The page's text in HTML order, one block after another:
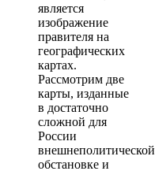
является
изображение
правителя на
географических
картах.
Рассмотрим две
карты, изданные
в достаточно
сложной для
России
внешнеполитической
обстановке и